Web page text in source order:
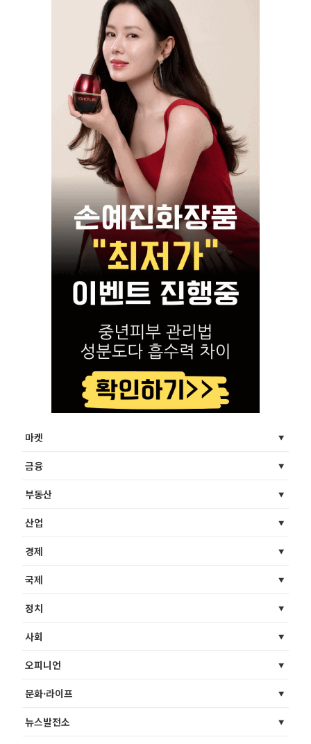
마켓
금융
부동산
산업
경제
국제
정치
사회
오피니언
문화·라이프
뉴스발전소